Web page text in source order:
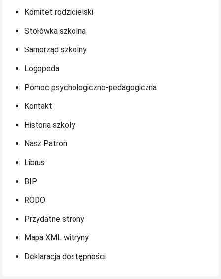
Komitet rodzicielski
Stołówka szkolna
Samorząd szkolny
Logopeda
Pomoc psychologiczno-pedagogiczna
Kontakt
Historia szkoły
Nasz Patron
Librus
BIP
RODO
Przydatne strony
Mapa XML witryny
Deklaracja dostępności